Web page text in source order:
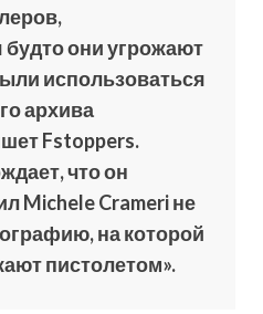
они угрожают
использоваться
архива
Fstoppers.
что он
Michele Crameri не
на которой
пистолетом».